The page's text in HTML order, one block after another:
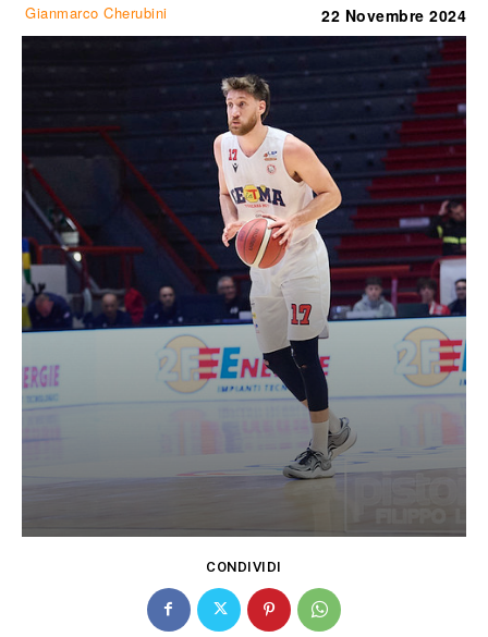
Gianmarco Cherubini 22 Novembre 2024
CONDIVIDI